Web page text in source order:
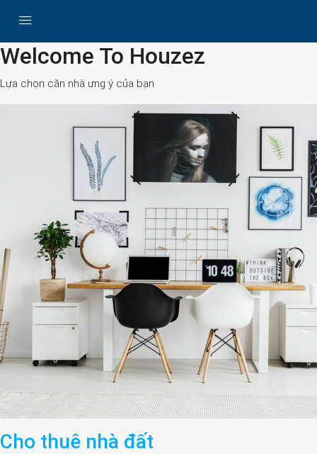
Search
Welcome To Houzez
Lựa chọn căn nhà ưng ý của bạn
Cho thuê nhà đất